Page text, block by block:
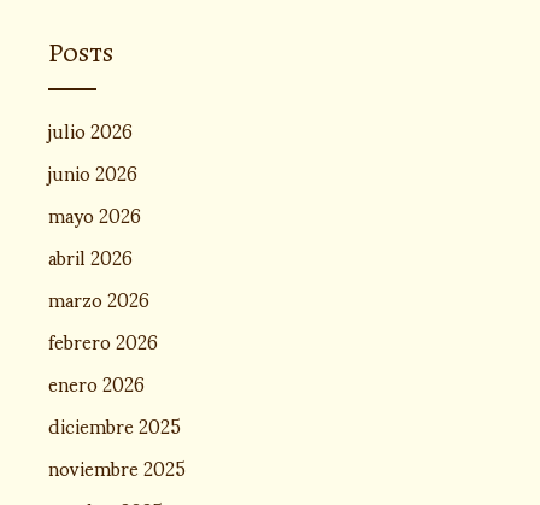
Posts
julio 2026
junio 2026
mayo 2026
abril 2026
marzo 2026
febrero 2026
enero 2026
diciembre 2025
noviembre 2025